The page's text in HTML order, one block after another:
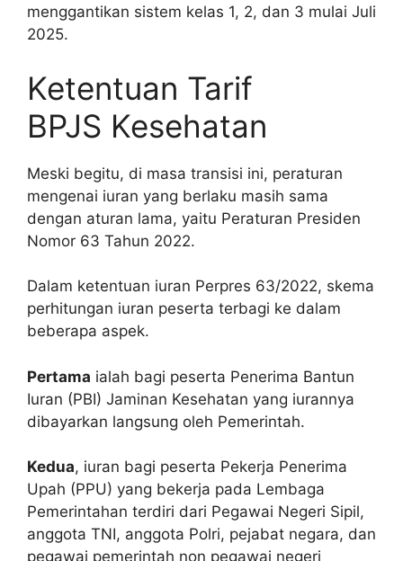
menggantikan sistem kelas 1, 2, dan 3 mulai Juli
2025.
Ketentuan Tarif
BPJS Kesehatan
Meski begitu, di masa transisi ini, peraturan
mengenai iuran yang berlaku masih sama
dengan aturan lama, yaitu Peraturan Presiden
Nomor 63 Tahun 2022.
Dalam ketentuan iuran Perpres 63/2022, skema
perhitungan iuran peserta terbagi ke dalam
beberapa aspek.
Pertama ialah bagi peserta Penerima Bantun
Iuran (PBI) Jaminan Kesehatan yang iurannya
dibayarkan langsung oleh Pemerintah.
Kedua, iuran bagi peserta Pekerja Penerima
Upah (PPU) yang bekerja pada Lembaga
Pemerintahan terdiri dari Pegawai Negeri Sipil,
anggota TNI, anggota Polri, pejabat negara, dan
pegawai pemerintah non pegawai negeri